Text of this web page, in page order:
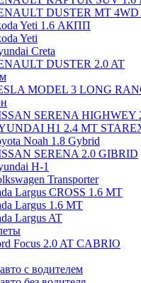
DUSTER MT 4WD
Yeti 1.6 АКПП
Yeti
Creta
DUSTER 2.0 AT
MODEL 3 LONG
SERENA HIGHWEY
H1 2.4 MT
Noah 1.8 Gybrid
SERENA 2.0 GIBRID
H-1
Transporter
Largus CROSS 1.6 MT
Largus 1.6 MT
Largus AT
Focus 2.0 AT CABRIO
с водителем